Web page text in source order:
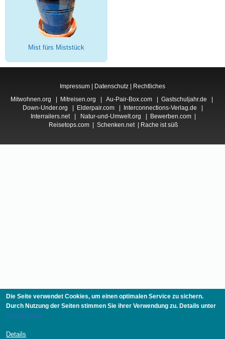
Mist fürs Miststück
Impressum | Datenschutz | Rechtliches
Mitwohnen.org
Mitreisen.org Au-Pair-Box.com Gastschuljahr.de
Down-Under.org
Elderpair.com| Interconnections-Verlag.de
Interrailers.net| Natur-und-Umwelt.org Bewerben.com
Reisetops.com
Schenken.net| Rache ist süß
Die Seite verwendet Cookies, um einen optimalen Service zu sichern.
Durch Nutzung der Seiten stimmen Sie ihrer Verwendung zu. Details unter
Datenschutz.
Details